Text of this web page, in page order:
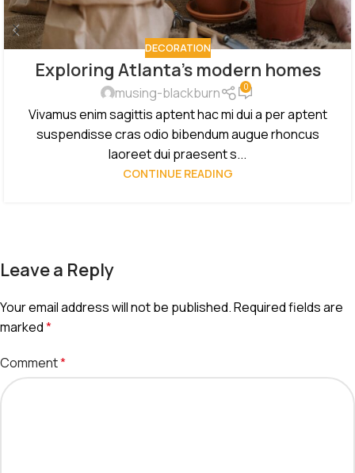
DECORATION
Exploring Atlanta’s modern homes
musing-blackburn 0
Vivamus enim sagittis aptent hac mi dui a per aptent
suspendisse cras odio bibendum augue rhoncus
laoreet dui praesent s...
CONTINUE READING
Leave a Reply
Your email address will not be published.Required fields are
marked*
Comment*